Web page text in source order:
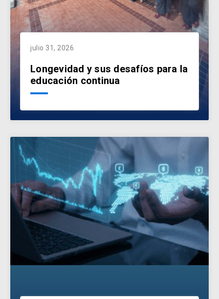
julio 31, 2026
Longevidad y sus desafíos para la
educación continua